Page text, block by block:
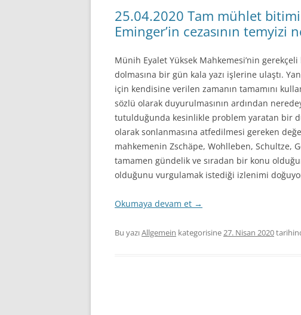
25.04.2020 Tam mühlet
Eminger’in cezasının temyizi
Münih Eyalet Yüksek Mahkemesi’nin
dolmasına bir gün kala yazı işlerine ulaştı.
için kendisine verilen zamanın tamamını
sözlü olarak duyurulmasının ardından
tutulduğunda kesinlikle problem yaratan bir
olarak sonlanmasına atfedilmesi gereken
mahkemenin Zschäpe, Wohlleben, Schultze,
tamamen gündelik ve sıradan bir konu
olduğunu vurgulamak istediği izlenimi
Okumaya devam et →
Bu yazıAllgemein kategorisine27. Nisan 2020